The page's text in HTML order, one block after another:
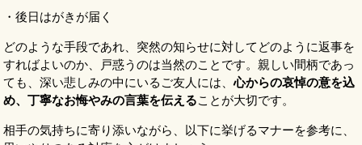
・後日はがきが届く
どのような手段であれ、突然の知らせに対してどのように返事を
すればよいのか、戸惑うのは当然のことです。親しい間柄であっ
ても、深い悲しみの中にいるご友人には、心からの哀悼の意を込
め、丁寧なお悔やみの言葉を伝えることが大切です。
相手の気持ちに寄り添いながら、以下に挙げるマナーを参考に、